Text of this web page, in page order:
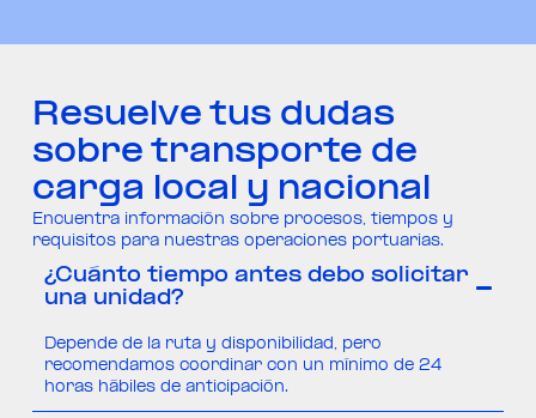
Resuelve tus dudas
sobre transporte de
carga local y nacional
Encuentra información sobre procesos, tiempos y
requisitos para nuestras operaciones portuarias.
¿Cuánto tiempo antes debo solicitar
una unidad?
Depende de la ruta y disponibilidad, pero
recomendamos coordinar con un mínimo de 24
horas hábiles de anticipación.